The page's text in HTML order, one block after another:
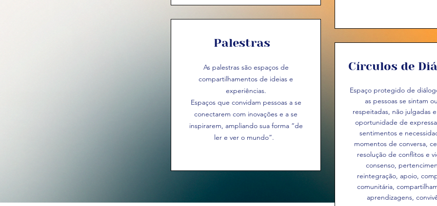
Palestras
As palestras são espaços de
compartilhamentos de ideias e
experiências.​
Espaços que convidam pessoas a se
conectarem com inovações e a se
inspirarem, ampliando sua forma “de
ler e ver o mundo”.
Círculos de
Espaço protegido de
as pessoas se sintam
respeitadas, não julgadas
oportunidade de
sentimentos e
momentos de conversa,
resolução de conflitos e
consenso,
reintegração, apoio,
comunitária,
aprendizagens,